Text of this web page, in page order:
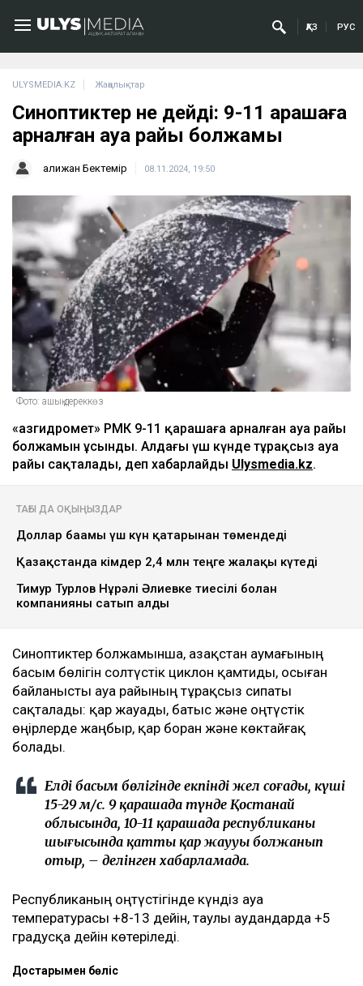
ҚАЗ РУС
ULYSMEDIA.KZ Жаңалықтар
Синоптиктер не дейді: 9-11 қарашаға
арналған ауа райы болжамы
Қалижан Бектемір 08.11.2024, 19:50
Фото: ашық дереккөз
«Қазгидромет» РМК 9-11 қарашаға арналған ауа райы
болжамын ұсынды. Алдағы үш күнде тұрақсыз ауа
райы сақталады, деп хабарлайды Ulysmedia.kz.
ТАҒЫ ДА ОҚЫҢЫЗДАР
Доллар бағамы үш күн қатарынан төмендеді
Қазақстанда кімдер 2,4 млн теңге жалақы күтеді
Тимур Турлов Нұрәлі Әлиевке тиесілі болған
компанияны сатып алды
Синоптиктер болжамынша, Қазақстан аумағының
басым бөлігін солтүстік циклон қамтиды, осыған
байланысты ауа райының тұрақсыз сипаты
сақталады: қар жауады, батыс және оңтүстік
өңірлерде жаңбыр, қар боран және көктайғақ
болады.
Елдің басым бөлігінде екпінді жел соғады, күші
15-29 м/с. 9 қарашада түнде Қостанай
облысында, 10-11 қарашада республиканың
шығысында қатты қар жаууы болжанып
отыр, – делінген хабарламада.
Республиканың оңтүстігінде күндіз ауа
температурасы +8-13 дейін, таулы аудандарда +5
градусқа дейін көтеріледі.
Достарыңмен бөліс